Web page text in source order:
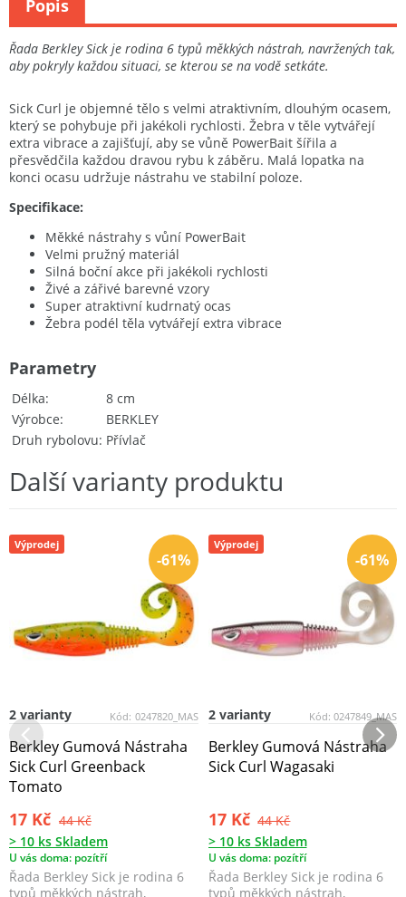
Řada Berkley Sick je rodina 6 typů měkkých nástrah, navržených tak,
aby pokryly každou situaci, se kterou se na vodě setkáte.
Sick Curl je objemné tělo s velmi atraktivním, dlouhým ocasem,
který se pohybuje při jakékoli rychlosti. Žebra v těle vytvářejí
extra vibrace a zajišťují, aby se vůně PowerBait šířila a
přesvědčila každou dravou rybu k záběru. Malá lopatka na
konci ocasu udržuje nástrahu ve stabilní poloze.
Specifikace:
Měkké nástrahy s vůní PowerBait
Velmi pružný materiál
Silná boční akce při jakékoli rychlosti
Živé a zářivé barevné vzory
Super atraktivní kudrnatý ocas
Žebra podél těla vytvářejí extra vibrace
Délka
8 cm
Výrobce
BERKLEY
Druh rybolovu Přívlač
Parametry
Popis
Další varianty produktu
-61%
Výprodej
Kód: 0247820_MAS
2 varianty
Berkley Gumová Nástraha
Sick Curl Greenback
Tomato
17 Kč 44 Kč
> 10 ks Skladem
U vás doma: pozítří
Řada Berkley Sick je rodina 6
typů měkkých nástrah,
-61%
Výprodej
Kód: 0247849_MAS
2 varianty
Berkley Gumová Nástraha
Sick Curl Wagasaki
17 Kč 44 Kč
> 10 ks Skladem
U vás doma: pozítří
Řada Berkley Sick je rodina 6
typů měkkých nástrah,